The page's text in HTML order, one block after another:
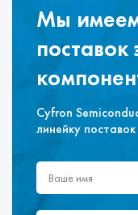
Мы
Cyfron
линейку